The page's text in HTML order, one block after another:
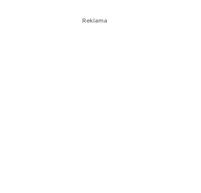
Reklama